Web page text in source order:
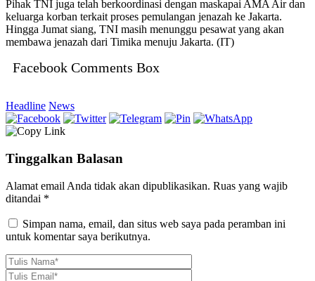
Pihak TNI juga telah berkoordinasi dengan maskapai AMA Air dan
keluarga korban terkait proses pemulangan jenazah ke Jakarta.
Hingga Jumat siang, TNI masih menunggu pesawat yang akan
membawa jenazah dari Timika menuju Jakarta. (IT)
Facebook Comments Box
Headline News
Tinggalkan Balasan
Alamat email Anda tidak akan dipublikasikan. Ruas yang wajib
ditandai *
Simpan nama, email, dan situs web saya pada peramban ini
untuk komentar saya berikutnya.